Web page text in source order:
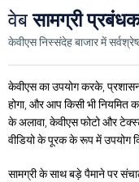
वेबसामग्री
केवीएस निस्संदेह बाजार में
केवीएस का उपयोग करके,
होगा, और आप किसी भी नियमित
के अलावा, केवीएस फोटो और
वीडियो के पूरक के रूप में उपयोग
सामग्री के साथ बड़े पैमाने पर